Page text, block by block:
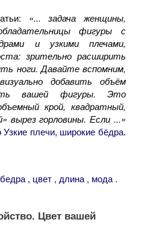
«... задача женщины,
фигуры с
и узкими плечами,
зрительно расширить
ноги. Давайте вспомним,
добавить объём
вашей фигуры. Это
крой, квадратный,
вырез горловины. Если ...»
плечи, широкие бёдра.
бедра , цвет , длина , мода .
Цвет вашей